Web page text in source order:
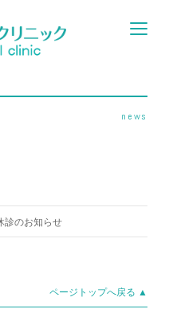
news
診のお知らせ
ページトップへ戻る ▲